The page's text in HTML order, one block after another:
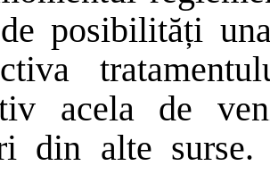
posibilități
acela de
din alte